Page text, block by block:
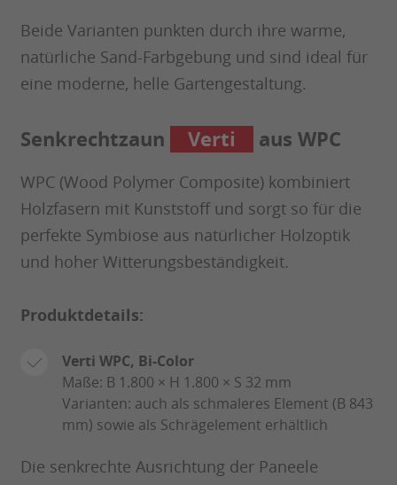
Beide Varianten punkten durch ihre warme,
natürliche Sand-Farbgebung und sind ideal für
eine moderne, helle Gartengestaltung.
Senkrechtzaun Verti aus WPC
WPC (Wood Polymer Composite) kombiniert
Holzfasern mit Kunststoff und sorgt so für die
perfekte Symbiose aus natürlicher Holzoptik
und hoher Witterungsbeständigkeit.
Produktdetails:
Verti WPC, Bi-Color
Maße: B 1.800 × H 1.800 × S 32 mm
Varianten: auch als schmaleres Element (B 843
mm) sowie als Schrägelement erhältlich
Die senkrechte Ausrichtung der Paneele